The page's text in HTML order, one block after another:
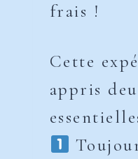
frais !
Cette
appris